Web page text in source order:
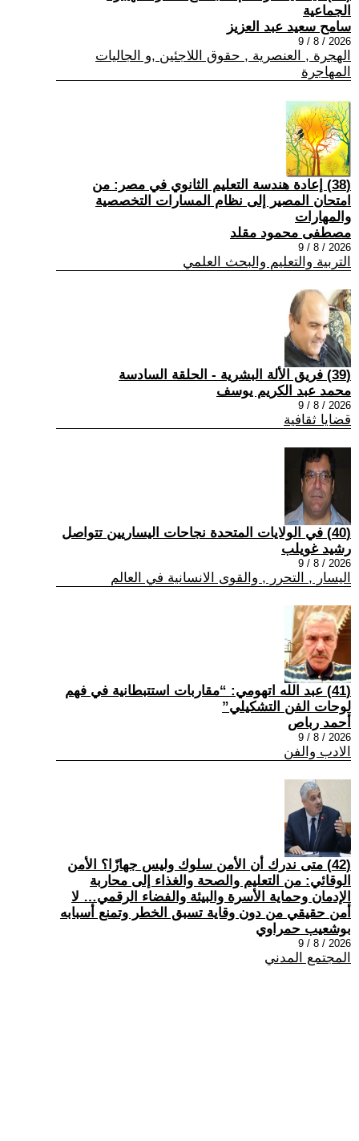
الجماعية
سامح سعيد عبد العزيز
2026 / 8 / 9
الهجرة , العنصرية , حقوق اللاجئين ,و الجاليات
المهاجرة
(38) إعادة هندسة التعليم الثانوي في مصر: من
امتحان المصير إلى نظام المسارات التخصصية
والمهارات
مصطفى محمود مقلد
2026 / 8 / 9
التربية والتعليم والبحث العلمي
(39) فريق الألة البشرية - الحلقة السادسة
محمد عبد الكريم يوسف
2026 / 8 / 9
قضايا ثقافية
(40) في الولايات المتحدة نجاحات اليساريين تتواصل
رشيد غويلب
2026 / 8 / 9
اليسار , التحرر , والقوى الانسانية في العالم
(41) عبد الله اتهومي: “مقاربات استتبطانية في فهم
لوحات الفن التشكيلي”
أحمد رباص
2026 / 8 / 9
الادب والفن
(42) متى ندرك أن الأمن سلوك وليس جهازًا؟ الأمن
الوقائي: من التعليم والصحة والغذاء إلى محاربة
الإدمان وحماية الأسرة والبيئة والفضاء الرقمي… لا
أمن حقيقي من دون وقاية تسبق الخطر وتمنع أسبابه
بوشعيب حمراوي
2026 / 8 / 9
المجتمع المدني